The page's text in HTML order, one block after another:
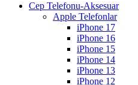
Cep Telefonu-Aksesuar
Apple Telefonlar
iPhone 17
iPhone 16
iPhone 15
iPhone 14
iPhone 13
iPhone 12